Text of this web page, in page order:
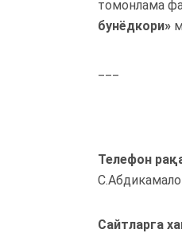
томонлама
бунёдкори»
Телефон
Сайтларга